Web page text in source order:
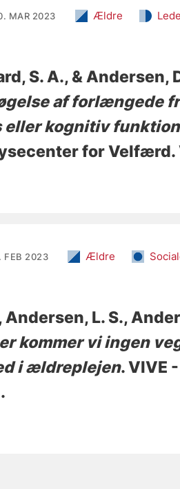
MAR 2023 Ældre
S. A., & Andersen,
af forlængede
eller kognitiv
for Velfærd.
FEB 2023 Ældre
, Andersen, L. S.,
kommer vi ingen
i ældreplejen. VIVE